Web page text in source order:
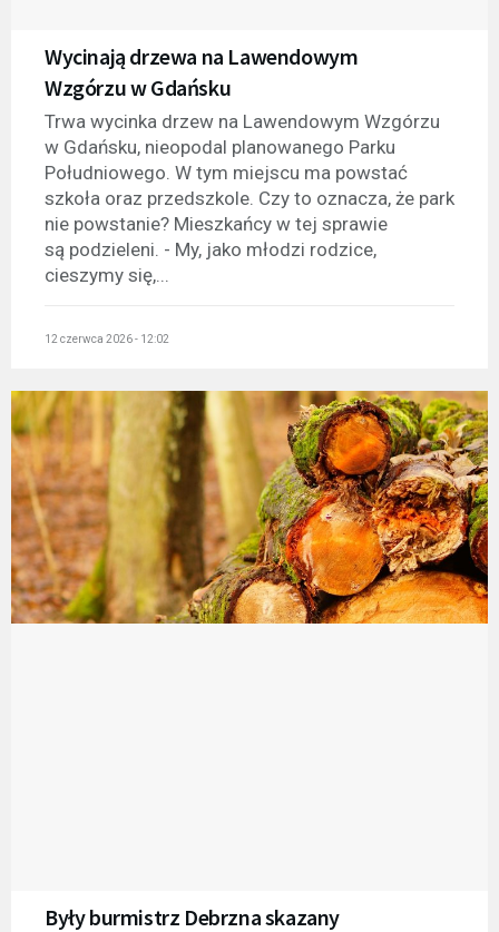
Wycinają drzewa na Lawendowym
Wzgórzu w Gdańsku
Trwa wycinka drzew na Lawendowym Wzgórzu
w Gdańsku, nieopodal planowanego Parku
Południowego. W tym miejscu ma powstać
szkoła oraz przedszkole. Czy to oznacza, że park
nie powstanie? Mieszkańcy w tej sprawie
są podzieleni. - My, jako młodzi rodzice,
cieszymy się,...
12 czerwca 2026 - 12:02
Były burmistrz Debrzna skazany